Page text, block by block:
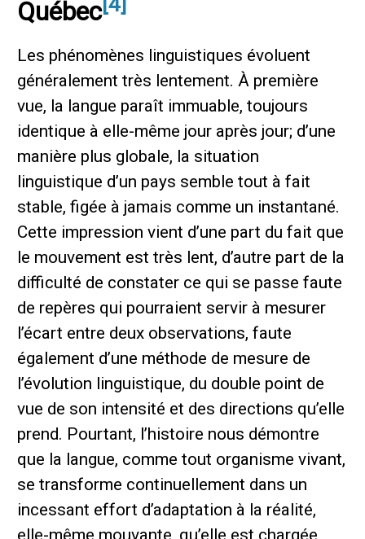
Québec
Les phénomènes linguistiques évoluent
généralement très lentement. À première
vue, la langue paraît immuable, toujours
identique à elle-même jour après jour; d’une
manière plus globale, la situation
linguistique d’un pays semble tout à fait
stable, figée à jamais comme un instantané.
Cette impression vient d’une part du fait que
le mouvement est très lent, d’autre part de la
difficulté de constater ce qui se passe faute
de repères qui pourraient servir à mesurer
l’écart entre deux observations, faute
également d’une méthode de mesure de
l’évolution linguistique, du double point de
vue de son intensité et des directions qu’elle
prend. Pourtant, l’histoire nous démontre
que la langue, comme tout organisme vivant,
se transforme continuellement dans un
incessant effort d’adaptation à la réalité,
elle-même mouvante, qu’elle est chargée